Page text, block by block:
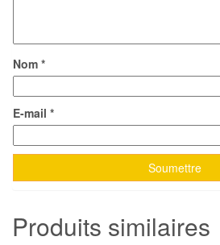
Nom *
E-mail *
Produits similaires